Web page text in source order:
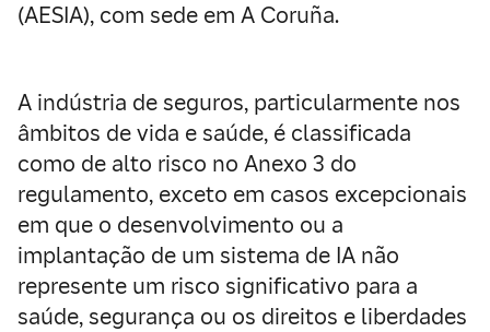
(AESIA), com sede em A Coruña.
A indústria de seguros, particularmente nos
âmbitos de vida e saúde, é classificada
como de alto risco no Anexo 3 do
regulamento, exceto em casos excepcionais
em que o desenvolvimento ou a
implantação de um sistema de IA não
represente um risco significativo para a
saúde, segurança ou os direitos e liberdades